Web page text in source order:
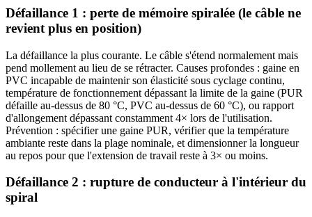
Défaillance 1 : perte de mémoire spiralée (le câble ne
revient plus en position)
La défaillance la plus courante. Le câble s'étend normalement mais
pend mollement au lieu de se rétracter. Causes profondes : gaine en
PVC incapable de maintenir son élasticité sous cyclage continu,
température de fonctionnement dépassant la limite de la gaine (PUR
défaille au-dessus de 80 °C, PVC au-dessus de 60 °C), ou rapport
d'allongement dépassant constamment 4× lors de l'utilisation.
Prévention : spécifier une gaine PUR, vérifier que la température
ambiante reste dans la plage nominale, et dimensionner la longueur
au repos pour que l'extension de travail reste à 3× ou moins.
Défaillance 2 : rupture de conducteur à l'intérieur du
spiral